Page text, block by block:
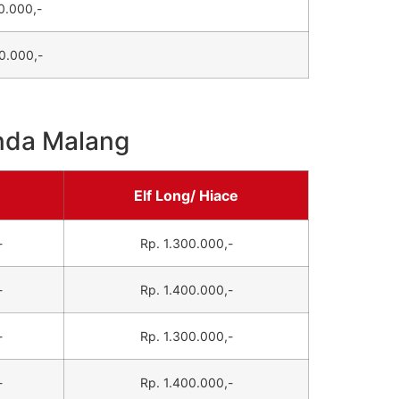
Malang
Elf Long/ Hiace
Rp. 1.300.000,-
Rp. 1.400.000,-
Rp. 1.300.000,-
Rp. 1.400.000,-